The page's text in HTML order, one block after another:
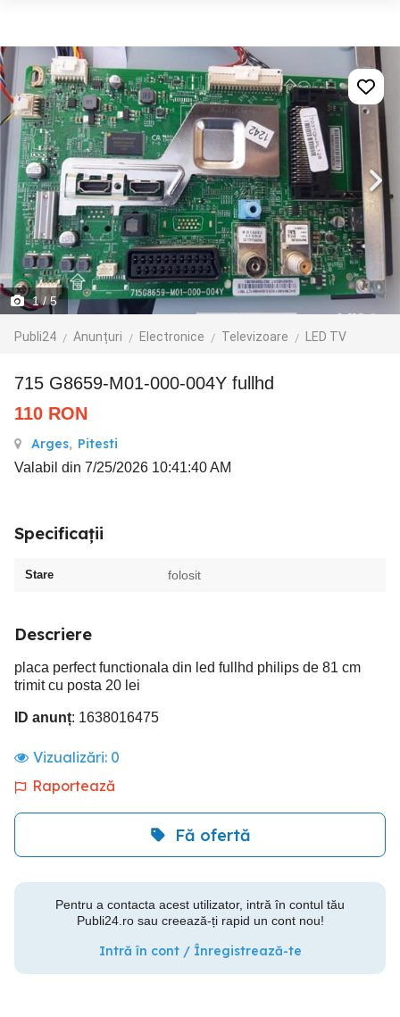
1/ 5
Publi24 Anunțuri Electronice Televizoare LED TV
715 G8659-M01-000-004Y fullhd
110 RON
Arges, Pitesti
Valabil din 7/25/2026 10:41:40 AM
Specificații
Stare folosit
Descriere
placa perfect functionala din led fullhd philips de 81 cm
trimit cu posta 20 lei
ID anunț: 1638016475
Vizualizări: 0
Raportează
Fă ofertă
Pentru a contacta acest utilizator, intră în contul tău
Publi24.ro sau creează-ți rapid un cont nou!
Intră în cont / Înregistrează-te